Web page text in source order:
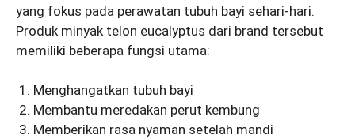
yang fokus pada perawatan tubuh bayi sehari-hari.
Produk minyak telon eucalyptus dari brand tersebut
memiliki beberapa fungsi utama:
Menghangatkan tubuh bayi
Membantu meredakan perut kembung
Memberikan rasa nyaman setelah mandi